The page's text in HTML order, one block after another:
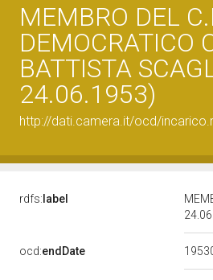
MEMBRO DEL
DEMOCRATICO
BATTISTA
24.06.1953)
http://dati.camera.it/ocd/
rdfs: label
ocd:endDate